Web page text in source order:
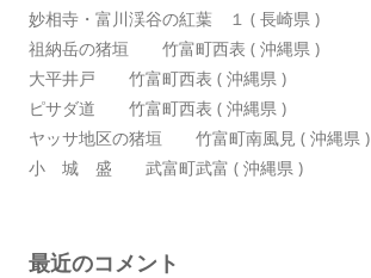
妙相寺・富川渓谷の紅葉 １ ( 長崎県 )
祖納岳の猪垣 竹富町西表 ( 沖縄県 )
大平井戸 竹富町西表 ( 沖縄県 )
ピサダ道 竹富町西表 ( 沖縄県 )
ヤッサ地区の猪垣 竹富町南風見 ( 沖縄県 )
小 城 盛 武富町武富 ( 沖縄県 )
最近のコメント